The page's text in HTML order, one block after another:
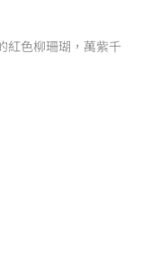
紅色柳珊瑚，萬紫千